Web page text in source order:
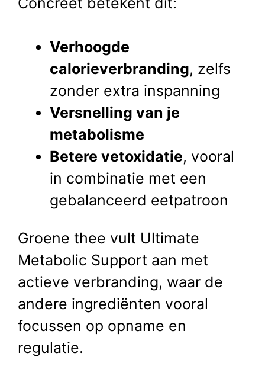
Verhoogde
calorieverbranding, zelfs
zonder extra inspanning
Versnelling van je
metabolisme
Betere vetoxidatie, vooral
in combinatie met een
gebalanceerd eetpatroon
Groene thee vult Ultimate
Metabolic Support aan met
actieve verbranding, waar de
andere ingrediënten vooral
focussen op opname en
regulatie.